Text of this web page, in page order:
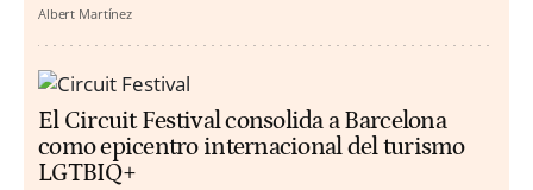
Albert Martínez
El Circuit Festival consolida a Barcelona
como epicentro internacional del turismo
LGTBIQ+